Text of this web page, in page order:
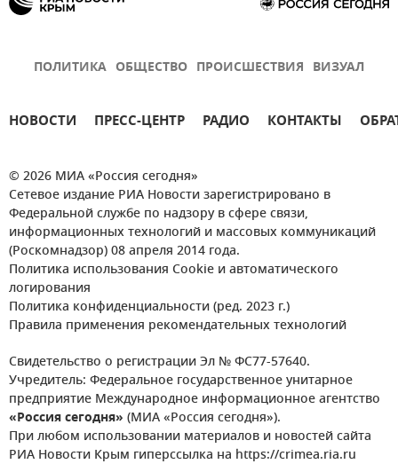
ПОЛИТИКА ОБЩЕСТВО ПРОИСШЕСТВИЯ ВИЗУАЛ
НОВОСТИ ПРЕСС-ЦЕНТР РАДИО КОНТАКТЫ
© 2026 МИА «Россия сегодня»
Сетевое издание РИА Новости зарегистрировано в
Федеральной службе по надзору в сфере связи,
информационных технологий и массовых коммуникаций
(Роскомнадзор) 08 апреля 2014 года.
Политика использования Cookie и автоматического
логирования
Политика конфиденциальности (ред. 2023 г.)
Правила применения рекомендательных технологий
Свидетельство о регистрации Эл № ФС77-57640.
Учредитель: Федеральное государственное унитарное
предприятие Международное информационное агентство
«Россия сегодня» (МИА «Россия сегодня»).
При любом использовании материалов и новостей сайта
РИА Новости Крым гиперссылка на https://crimea.ria.ru